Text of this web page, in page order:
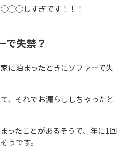
◯◯◯しすぎです！！！
で失禁？
に泊まったときにソファーで失
、それでお漏らししちゃったと
ったことがあるそうで、年に1回
うです。